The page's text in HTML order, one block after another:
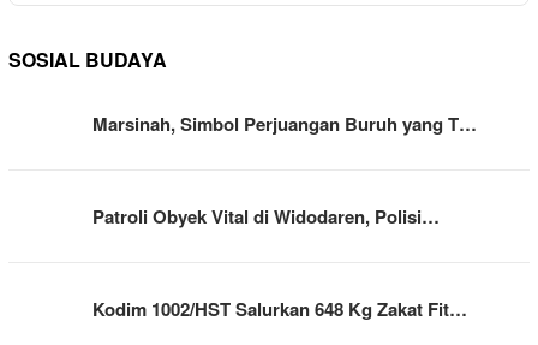
SOSIAL BUDAYA
Marsinah, Simbol Perjuangan Buruh yang T…
Patroli Obyek Vital di Widodaren, Polisi…
Kodim 1002/HST Salurkan 648 Kg Zakat Fit…